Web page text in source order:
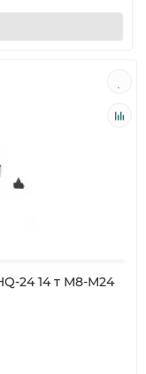
24 14 т М8-М24